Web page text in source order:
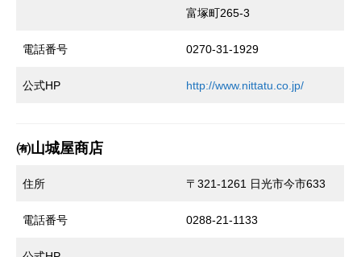
富塚町265‐3
電話番号 0270-31-1929
公式HP http://www.nittatu.co.jp/
㈲山城屋商店
住所 〒321-1261 日光市今市633
電話番号 0288-21-1133